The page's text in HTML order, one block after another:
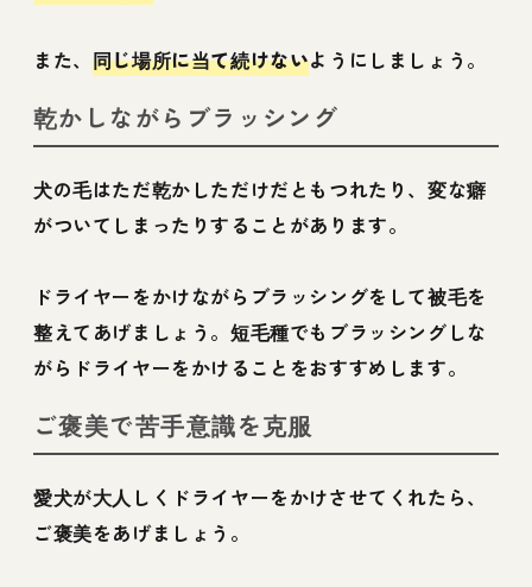
また、 同じ場所に当て続けないようにしましょう。
乾かしながらブラッシング
犬の毛はただ乾かしただけだともつれたり、変な癖
がついてしまったりすることがあります。
ドライヤーをかけながらブラッシングをして被毛を
整えてあげましょう。短毛種でもブラッシングしな
がらドライヤーをかけることをおすすめします。
ご褒美で苦手意識を克服
愛犬が大人しくドライヤーをかけさせてくれたら、
ご褒美をあげましょう。